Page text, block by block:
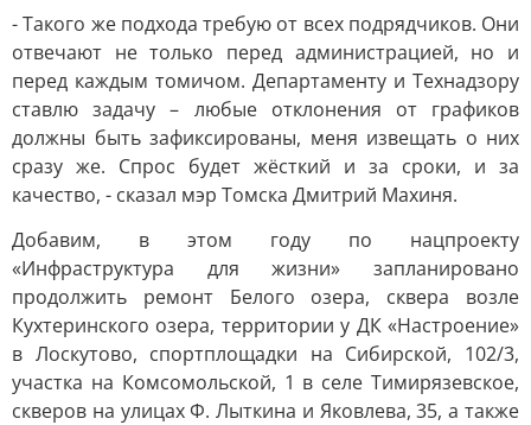
- Такого же подхода требую от всех подрядчиков. Они
отвечают не только перед администрацией, но и
перед каждым томичом. Департаменту и Технадзору
ставлю задачу – любые отклонения от графиков
должны быть зафиксированы, меня извещать о них
сразу же. Спрос будет жёсткий и за сроки, и за
качество, - сказал мэр Томска Дмитрий Махиня.
Добавим, в этом году по нацпроекту
«Инфраструктура для жизни» запланировано
продолжить ремонт Белого озера, сквера возле
Кухтеринского озера, территории у ДК «Настроение»
в Лоскутово, спортплощадки на Сибирской, 102/3,
участка на Комсомольской, 1 в селе Тимирязевское,
скверов на улицах Ф. Лыткина и Яковлева, 35, а также